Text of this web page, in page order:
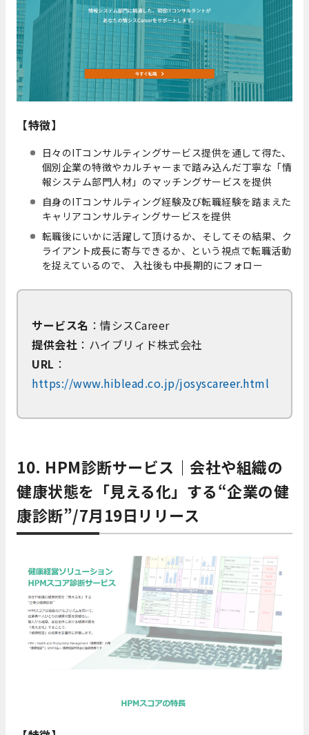
【特徴】
日々のITコンサルティングサービス提供を通して得た、
個別企業の特徴やカルチャーまで踏み込んだ丁寧な「情
報システム部門人材」のマッチングサービスを提供
自身のITコンサルティング経験及び転職経験を踏まえた
キャリアコンサルティングサービスを提供
転職後にいかに活躍して頂けるか、そしてその結果、ク
ライアント成長に寄与できるか、という視点で転職活動
を捉えているので、 入社後も中長期的にフォロー
サービス名 ：情シスCareer
提供会社 ：ハイブリィド株式会社
URL ：
https://www.hiblead.co.jp/josyscareer.html
10. HPM診断サービス｜会社や組織の
健康状態を「見える化」する“企業の健
康診断”/7月19日リリース